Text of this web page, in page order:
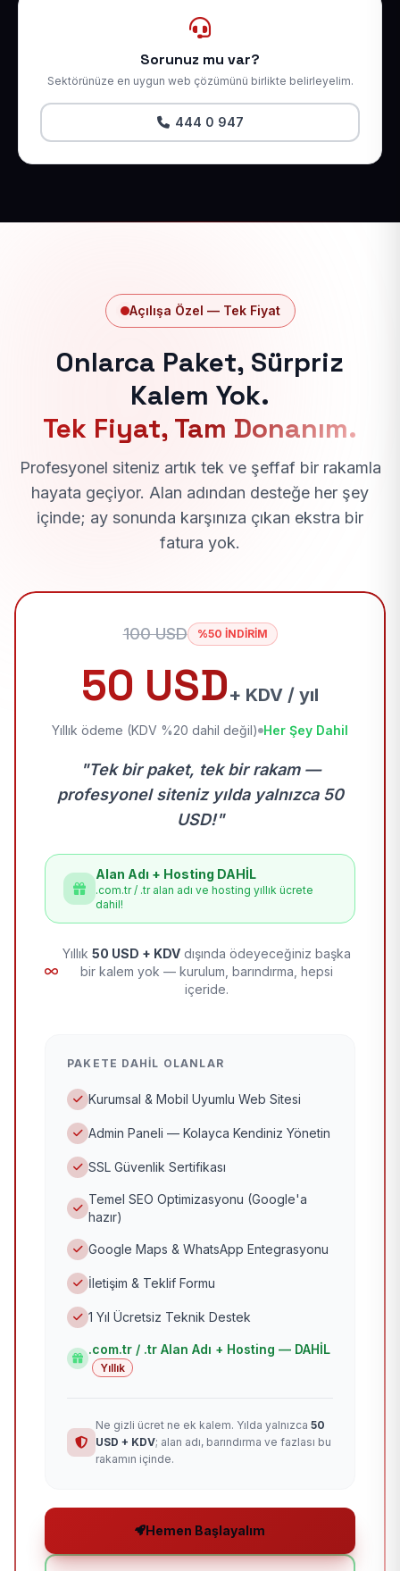
Sorunuz mu var?
Sektörünüze en uygun web çözümünü birlikte belirleyelim.
444 0 947
Açılışa Özel — Tek Fiyat
Onlarca Paket, Sürpriz
Kalem Yok.
Tek Fiyat, Tam Donanım.
Profesyonel siteniz artık tek ve şeffaf bir rakamla
hayata geçiyor. Alan adından desteğe her şey
içinde; ay sonunda karşınıza çıkan ekstra bir
fatura yok.
100 USD %50 İNDİRİM
50 USD+ KDV / yıl
Yıllık ödeme (KDV %20 dahil değil) Her Şey Dahil
"Tek bir paket, tek bir rakam —
profesyonel siteniz yılda yalnızca 50
USD!"
Alan Adı + Hosting DAHİL
.com.tr / .tr alan adı ve hosting yıllık ücrete
dahil!
Yıllık 50 USD + KDV dışında ödeyeceğiniz başka
bir kalem yok — kurulum, barındırma, hepsi
içeride.
PAKETE DAHIL OLANLAR
Kurumsal & Mobil Uyumlu Web Sitesi
Admin Paneli — Kolayca Kendiniz Yönetin
SSL Güvenlik Sertifikası
Temel SEO Optimizasyonu (Google'a
hazır)
Google Maps & WhatsApp Entegrasyonu
İletişim & Teklif Formu
1 Yıl Ücretsiz Teknik Destek
.com.tr / .tr Alan Adı + Hosting — DAHİL
Yıllık
Ne gizli ücret ne ek kalem. Yılda yalnızca 50
USD + KDV; alan adı, barındırma ve fazlası bu
rakamın içinde.
Hemen Başlayalım